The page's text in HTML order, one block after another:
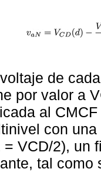
de
por valor a
al
con
= VCD/2), un
tal como